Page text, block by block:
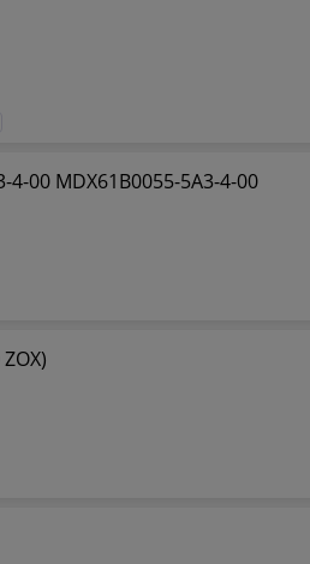
Falownik SEW zestaw MDX60A0054-5A3-4-00 MDX61B0055-5A3-4-00